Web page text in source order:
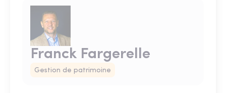
Franck Fargerelle
Gestion de patrimoine